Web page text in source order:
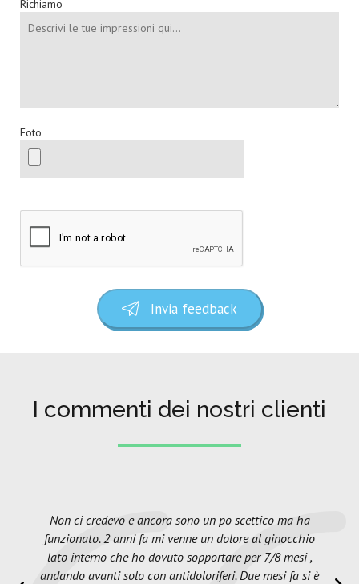
Richiamo
Foto
Invia feedback
I commenti dei nostri clienti
Non ci credevo e ancora sono un po scettico ma ha
funzionato. 2 anni fa mi venne un dolore al ginocchio
lato interno che ho dovuto sopportare per 7/8 mesi ,
andando avanti solo con antidoloriferi. Due mesi fa si è